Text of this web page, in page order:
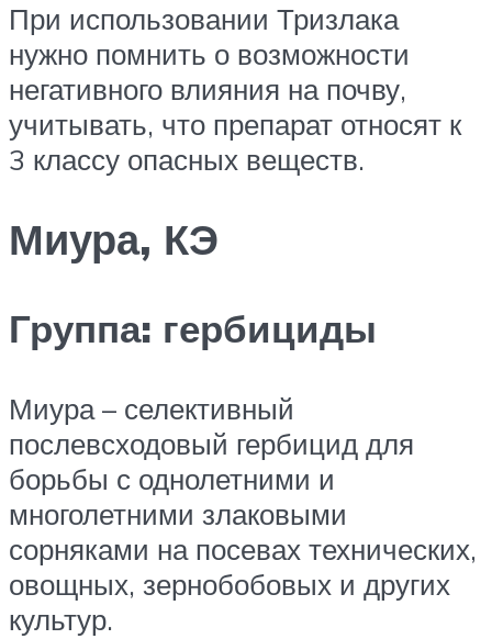
При использовании Тризлака
нужно помнить о возможности
негативного влияния на почву,
учитывать, что препарат относят к
3 классу опасных веществ.
Миура, КЭ
Группа: гербициды
Миура – селективный
послевсходовый гербицид для
борьбы с однолетними и
многолетними злаковыми
сорняками на посевах технических,
овощных, зернобобовых и других
культур.